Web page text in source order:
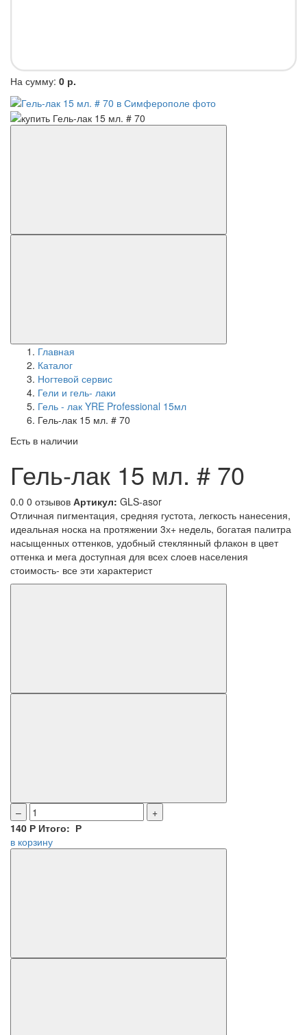
На сумму: 0 р.
Главная
Каталог
Ногтевой сервис
Гели и гель- лаки
Гель - лак YRE Professional 15мл
Гель-лак 15 мл. # 70
Есть в наличии
Гель-лак 15 мл. # 70
0.0 0 отзывов Артикул: GLS-asor
Отличная пигментация, средняя густота, легкость нанесения,
идеальная носка на протяжении 3х+ недель, богатая палитра
насыщенных оттенков, удобный стеклянный флакон в цвет
оттенка и мега доступная для всех слоев населения
стоимость- все эти характерист
–
+
140 Р Итого: Р
в корзину